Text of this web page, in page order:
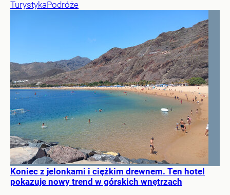
TurystykaPodróże
Koniec z jelonkami i ciężkim drewnem. Ten hotel
pokazuje nowy trend w górskich wnętrzach